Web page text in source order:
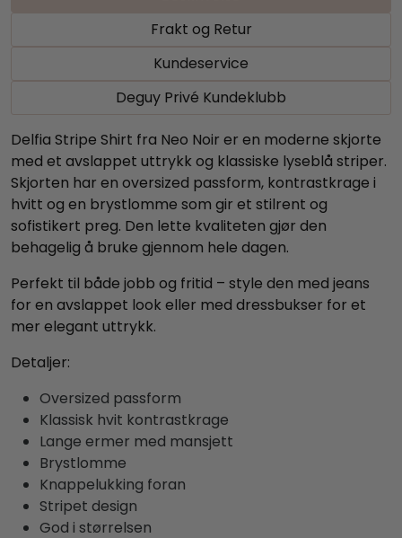
Frakt og Retur
Kundeservice
Deguy Privé Kundeklubb
Delfia Stripe Shirt fra Neo Noir er en moderne skjorte
med et avslappet uttrykk og klassiske lyseblå striper.
Skjorten har en oversized passform, kontrastkrage i
hvitt og en brystlomme som gir et stilrent og
sofistikert preg. Den lette kvaliteten gjør den
behagelig å bruke gjennom hele dagen.
Perfekt til både jobb og fritid – style den med jeans
for en avslappet look eller med dressbukser for et
mer elegant uttrykk.
Detaljer:
Oversized passform
Klassisk hvit kontrastkrage
Lange ermer med mansjett
Brystlomme
Knappelukking foran
Stripet design
God i størrelsen